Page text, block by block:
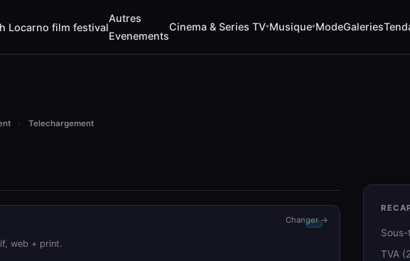
Locarno film festival
Autres
Evenements
Cinema & Series TV▾Musique▾ModeGaleries
› Telechargement
web + print.
Changer →
TVA